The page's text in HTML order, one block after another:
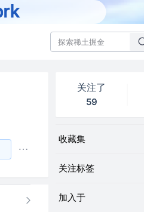
关注了
59
收藏集
关注标签
加入于